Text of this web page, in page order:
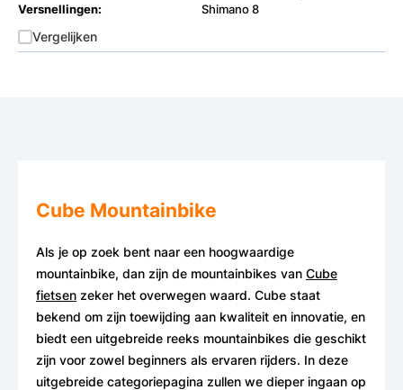
Versnellingen:
Shimano 8
Vergelijken
Cube Mountainbike
Als je op zoek bent naar een hoogwaardige
mountainbike, dan zijn de mountainbikes van Cube
fietsen zeker het overwegen waard. Cube staat
bekend om zijn toewijding aan kwaliteit en innovatie, en
biedt een uitgebreide reeks mountainbikes die geschikt
zijn voor zowel beginners als ervaren rijders. In deze
uitgebreide categoriepagina zullen we dieper ingaan op